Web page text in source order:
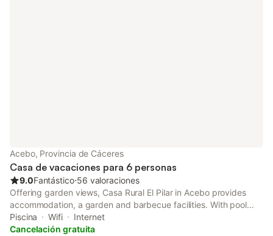
Acebo, Provincia de Cáceres
Casa de vacaciones para 6 personas
9.0Fantástico⋅56 valoraciones
Offering garden views, Casa Rural El Pilar in Acebo provides
accommodation, a garden and barbecue facilities. With pool
views, this accommodation features a patio and a swimming
pool.
Piscina Wifi
Internet
Cancelación gratuita